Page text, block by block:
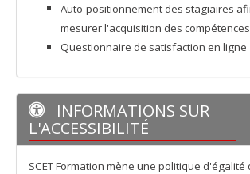
Auto-positionnement des stagiaires
mesurer l'acquisition des compétences
Questionnaire de satisfaction en ligne
INFORMATIONS SUR
L'ACCESSIBILITÉ
SCET Formation mène une politique d'égalité